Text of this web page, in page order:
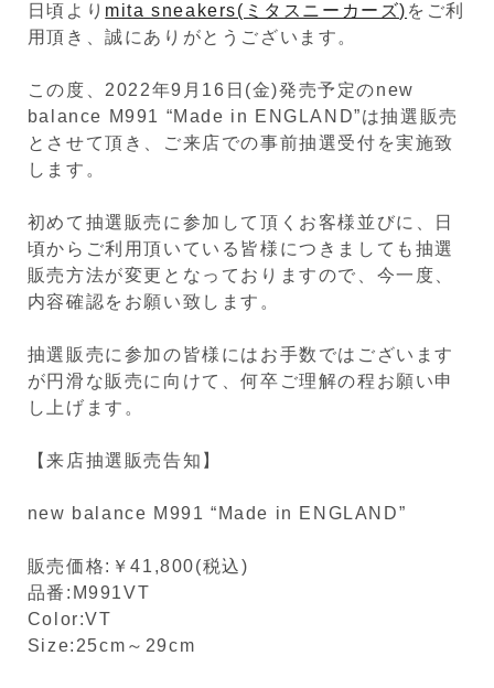
日頃より mita sneakers(ミタスニーカーズ) をご利
用頂き、誠にありがとうございます。
この度、2022年9月16日(金)発売予定のnew
balance M991 “Made in ENGLAND”は抽選販売
とさせて頂き、ご来店での事前抽選受付を実施致
します。
初めて抽選販売に参加して頂くお客様並びに、日
頃からご利用頂いている皆様につきましても抽選
販売方法が変更となっておりますので、今一度、
内容確認をお願い致します。
抽選販売に参加の皆様にはお手数ではございます
が円滑な販売に向けて、何卒ご理解の程お願い申
し上げます。
【来店抽選販売告知】
new balance M991 “Made in ENGLAND”
販売価格:￥41,800(税込)
品番:M991VT
Color:VT
Size:25cm～29cm